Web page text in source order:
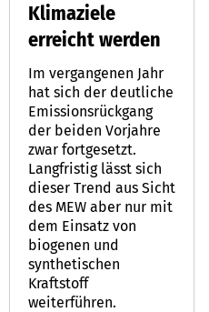
Klimaziele
erreicht werden
Im vergangenen Jahr
hat sich der deutliche
Emissionsrückgang
der beiden Vorjahre
zwar fortgesetzt.
Langfristig lässt sich
dieser Trend aus Sicht
des MEW aber nur mit
dem Einsatz von
biogenen und
synthetischen
Kraftstoff
weiterführen.